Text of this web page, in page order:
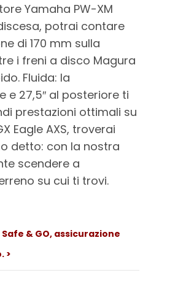
Yamaha PW-XM
potrai contare
di 170 mm sulla
i freni a disco Magura
Fluida: la
e 27,5″ al posteriore ti
prestazioni ottimali su
Eagle AXS, troverai
detto: con la nostra
scendere a
su cui ti trovi.
& GO, assicurazione
>